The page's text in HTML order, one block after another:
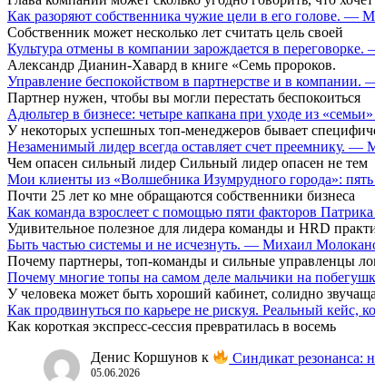
Как разоряют собственника чужие цели в его голове. —
Собственник может несколько лет считать цель своей
Культура отмены в компании зарождается в
Александр Дианин-Хавард в книге «Семь пророков.
Управление беспокойством в партнерстве и в
Партнер нужен, чтобы вы могли перестать беспокоиться
Адюльтер в бизнесе: четыре капкана при уходе из
У некоторых успешных топ-менеджеров бывает
Незаменимый лидер всегда оставляет счет преемнику.
Чем опасен сильный лидер Сильный лидер опасен не тем
Мои клиенты из «Волшебника Изумрудного города»:
Почти 25 лет ко мне обращаются собственники бизнеса
Как команда взрослеет с помощью пяти факторов
Удивительное полезное для лидера команды и HRD
Быть частью системы и не исчезнуть. — Михаил
Почему партнеры, топ-команды и сильные управленцы
Почему многие топы на самом деле мальчики на
У человека может быть хороший кабинет, солидно
Как продвинуться по карьере не рискуя. Реальный
Как короткая экспресс-сессия превратилась в восемь
Денис Коршунов к Синдикат резонанса:
05.06.2026